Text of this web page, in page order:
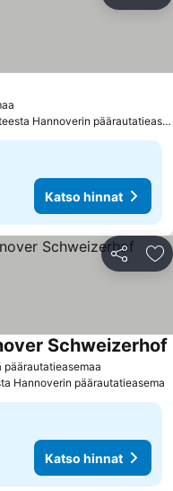
0.2 km kohteesta Hannoverin päärautatieasema
Katso hinnat
Jaa
päärautatieasemaa
Schweizerhof
Hannoverin päärautatieasema
Katso hinnat